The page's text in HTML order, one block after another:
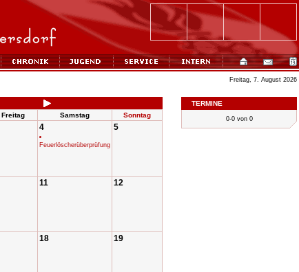
Freitag Samstag Sonntag
4
Feuerlöscherüberprüfung
5
11 12
18 19
Freitag, 7. August 2026
TERMINE
0-0 von 0